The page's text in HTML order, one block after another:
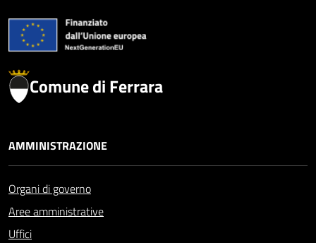
Comune di Ferrara
AMMINISTRAZIONE
Organi di governo
Aree amministrative
Uffici